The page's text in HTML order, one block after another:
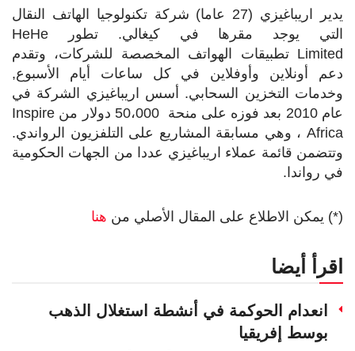
يدير اريباغيزي (27 عاما) شركة تكنولوجيا الهاتف النقال
التي يوجد مقرها في كيغالي. تطور HeHe
Limited تطبيقات الهواتف المخصصة للشركات، وتقدم
دعم أونلاين وأوفلاين في كل ساعات أيام الأسبوع,
وخدمات التخزين السحابي. أسس اريباغيزي الشركة في
عام 2010 بعد فوزه على منحة 50،000 دولار من
Inspire
Africa ، وهي مسابقة المشاريع على التلفزيون الرواندي.
وتتضمن قائمة عملاء اريباغيزي عددا من الجهات الحكومية
في رواندا.
(*) يمكن الاطلاع على المقال الأصلي من هنا
اقرأ أيضا
انعدام الحوكمة في أنشطة استغلال الذهب
بوسط إفريقيا